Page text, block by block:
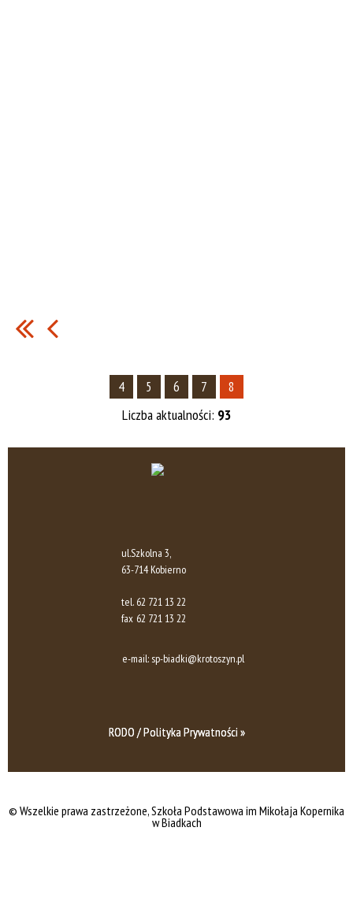
4 5 6 7
8
Liczba aktualności: 93
ul.Szkolna 3,
63-714 Kobierno
tel. 62 721 13 22
fax 62 721 13 22
e-mail: sp-biadki@krotoszyn.pl
RODO / Polityka Prywatności »
© Wszelkie prawa zastrzeżone, Szkoła Podstawowa im Mikołaja Kopernika
w Biadkach